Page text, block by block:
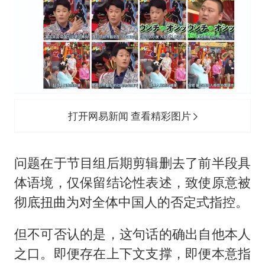
打开网易新闻 查看精彩图片
问题在于节目组后期剪辑删去了前半段具
体语境，仅保留结论性表述，致使原意被
彻底扭曲为对全体中国人的否定式指控。
但不可否认的是，这句话的确出自他本人
之口。即便存在上下文支撑，即便本意指